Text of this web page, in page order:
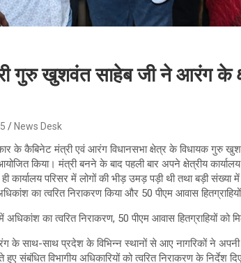
गुरु खुशवंत साहेब जी ने आरंग के
News Desk
के कैबिनेट मंत्री एवं आरंग विधानसभा क्षेत्र के विधायक गुरु
किया। मंत्री बनने के बाद पहली बार अपने क्षेत्रीय
कार्यालय परिसर में लोगों की भीड़ उमड़ पड़ी थी तथा बड़ी
का त्वरित निराकरण किया और 50 पीएम आवास
के साथ-साथ प्रदेश के विभिन्न स्थानों से आए नागरिकों ने
हुए संबंधित विभागीय अधिकारियों को त्वरित निराकरण के